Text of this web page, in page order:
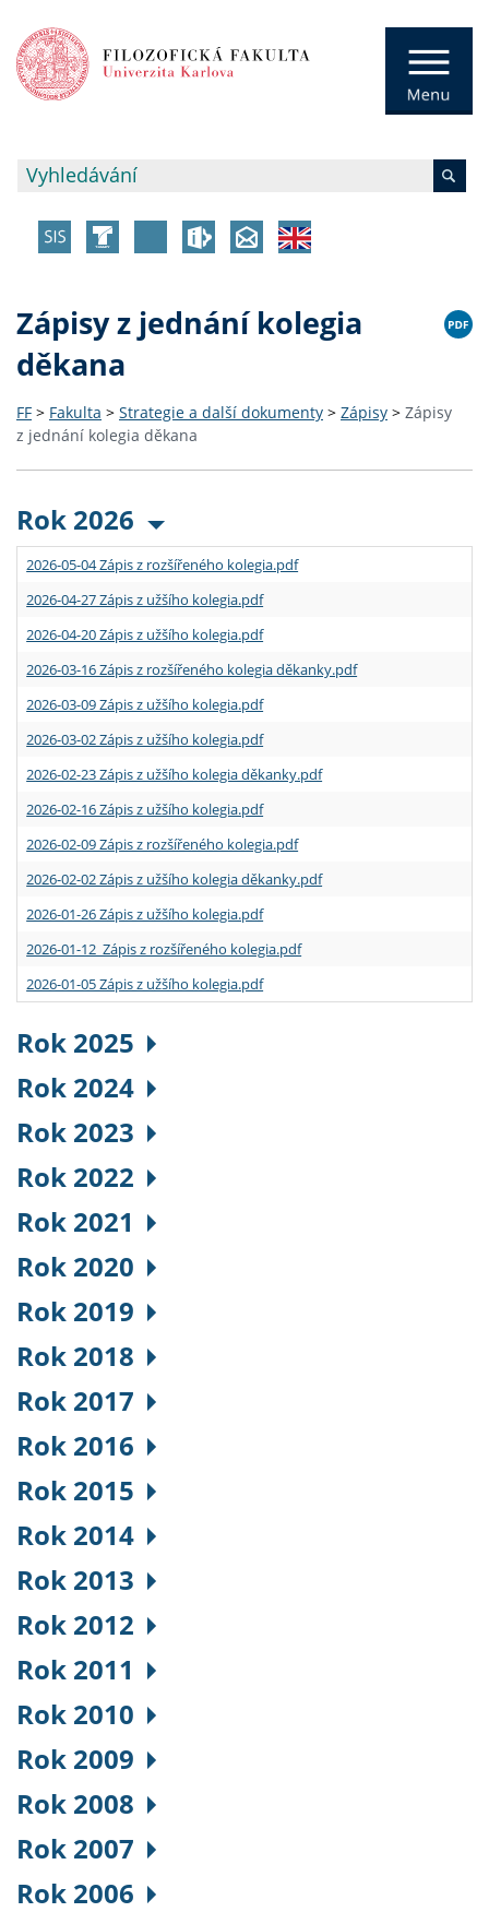
Zápisy z jednání kolegia
děkana
FF > Fakulta > Strategie a další dokumenty > Zápisy > Zápisy
z jednání kolegia děkana
Rok 2026
2026-05-04 Zápis z rozšířeného kolegia.pdf
2026-04-27 Zápis z užšího kolegia.pdf
2026-04-20 Zápis z užšího kolegia.pdf
2026-03-16 Zápis z rozšířeného kolegia děkanky.pdf
2026-03-09 Zápis z užšího kolegia.pdf
2026-03-02 Zápis z užšího kolegia.pdf
2026-02-23 Zápis z užšího kolegia děkanky.pdf
2026-02-16 Zápis z užšího kolegia.pdf
2026-02-09 Zápis z rozšířeného kolegia.pdf
2026-02-02 Zápis z užšího kolegia děkanky.pdf
2026-01-26 Zápis z užšího kolegia.pdf
2026-01-12 Zápis z rozšířeného kolegia.pdf
2026-01-05 Zápis z užšího kolegia.pdf
Rok 2025
Rok 2024
Rok 2023
Rok 2022
Rok 2021
Rok 2020
Rok 2019
Rok 2018
Rok 2017
Rok 2016
Rok 2015
Rok 2014
Rok 2013
Rok 2012
Rok 2011
Rok 2010
Rok 2009
Rok 2008
Rok 2007
Rok 2006